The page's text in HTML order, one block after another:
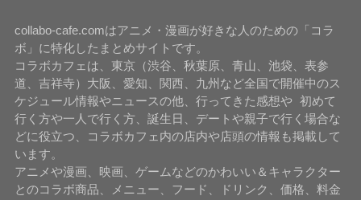
collabo-cafe.comはアニメ・漫画が好きな人のための「コラ
ボ」に特化したまとめサイトです。
コラボカフェは、東京（渋谷、秋葉原、青山、池袋、表参
道、吉祥寺）大阪、愛知、関西、九州など全国で開催中のス
ケジュール情報やニュースの他、行ってきた感想や 初めて
行く方や一人で行く方、誕生日、デートや親子で行く場合な
どに役立つ、コラボカフェ内の店内や店頭の情報も掲載して
います。
アニメや漫画、映画、ゲームなどのかわいい＆キャラクター
とのコラボ商品、メニュー、フード、ドリンク、価格、料金